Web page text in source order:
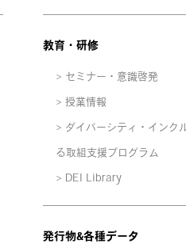
教育・研修
セミナー・意識啓発
授業情報
ダイバーシティ・インク
る取組支援プログラム
DEI Library
発行物&各種データ